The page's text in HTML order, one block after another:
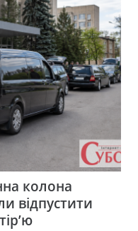
колона
відпустити